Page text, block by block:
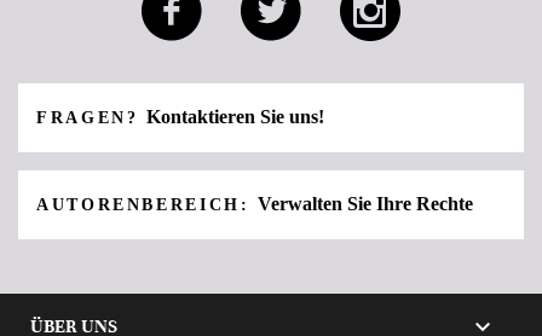
FRAGEN?Kontaktieren Sie uns!
AUTORENBEREICH: Verwalten Sie Ihre Rechte
ÜBER UNS 